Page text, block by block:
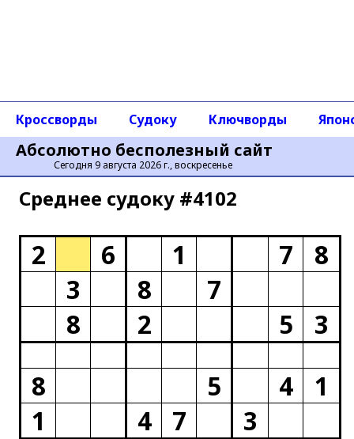
Абсолютно бесполезный сайт
Сегодня 9 августа 2026 г., воскресенье
Кроссворды Судоку Ключворды
Среднее cудоку #4102
2 6 1 7
8
3
8
7
8
2 5
3
8
5 4
1
1
4 7
3